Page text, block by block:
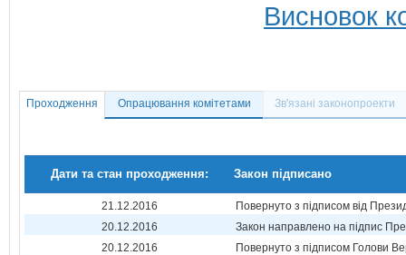
Висновок
Проходження Опрацювання комітетами Зв'язані законопроекти
Дати та стан проходження: Закон підписано
21.12.2016
Повернуто з підписом від
20.12.2016
Закон направлено на підпис
20.12.2016
Повернуто з підписом Голови